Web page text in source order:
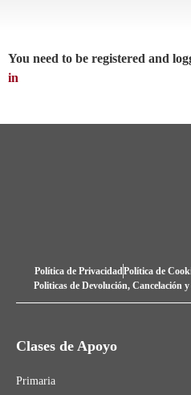
You need to be registered and
in
Política de PrivacidadPolítica de
Politicas de Devolución, Cancelación y
Clases de Apoyo
Primaria